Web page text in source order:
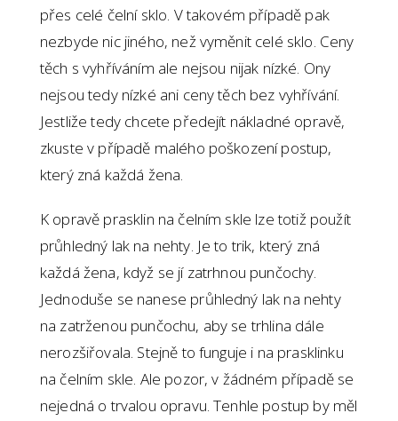
přes celé čelní sklo. V takovém případě pak
nezbyde nic jiného, než vyměnit celé sklo. Ceny
těch s vyhříváním ale nejsou nijak nízké. Ony
nejsou tedy nízké ani ceny těch bez vyhřívání.
Jestliže tedy chcete předejít nákladné opravě,
zkuste v případě malého poškození postup,
který zná každá žena.
K opravě prasklin na čelním skle lze totiž použít
průhledný lak na nehty. Je to trik, který zná
každá žena, když se jí zatrhnou punčochy.
Jednoduše se nanese průhledný lak na nehty
na zatrženou punčochu, aby se trhlina dále
nerozšiřovala. Stejně to funguje i na prasklinku
na čelním skle. Ale pozor, v žádném případě se
nejedná o trvalou opravu. Tenhle postup by měl